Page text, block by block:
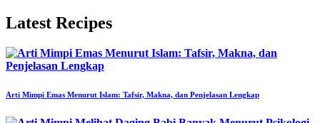
Latest Recipes
Arti Mimpi Emas Menurut Islam: Tafsir, Makna, dan Penjelasan Lengkap